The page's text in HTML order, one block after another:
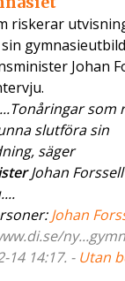
riskerar
Johan
som
slutföra sin
säger
Johan
Johan
14 14:17. - Utan